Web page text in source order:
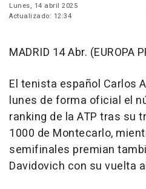
Lunes, 14 abril 2025
Actualizado: 12:34
MADRID 14 Abr. (EUROPA
El tenista español Carlos
lunes de forma oficial el
ranking de la ATP tras su
1000 de Montecarlo,
semifinales premian
Davidovich con su vuelta